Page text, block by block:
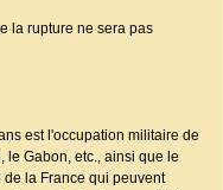
la rupture ne sera pas
est l'occupation militaire de
le Gabon, etc., ainsi que le
la France qui peuvent